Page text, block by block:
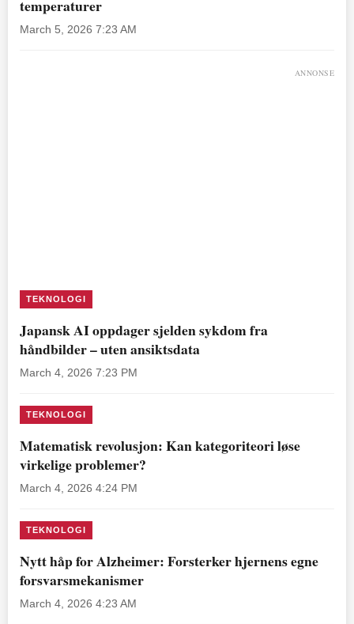
temperaturer
March 5, 2026 7:23 AM
ANNONSE
TEKNOLOGI
Japansk AI oppdager sjelden sykdom fra
håndbilder – uten ansiktsdata
March 4, 2026 7:23 PM
TEKNOLOGI
Matematisk revolusjon: Kan kategoriteori løse
virkelige problemer?
March 4, 2026 4:24 PM
TEKNOLOGI
Nytt håp for Alzheimer: Forsterker hjernens egne
forsvarsmekanismer
March 4, 2026 4:23 AM